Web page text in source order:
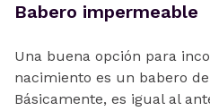
Babero impermeable
Una buena opción para
nacimiento es un babero
Básicamente, es igual al